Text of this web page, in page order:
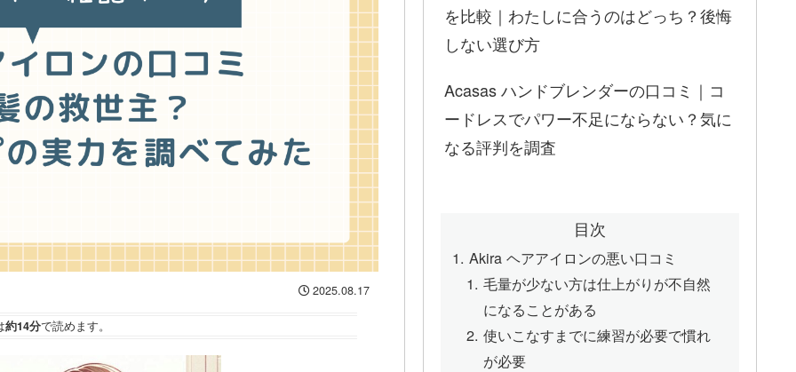
2025.08.17
約14分で読めます。
を比較｜わたしに合うのはどっち？後悔
しない選び方
Acasas ハンドブレンダーの口コミ｜コ
ードレスでパワー不足にならない？気に
なる評判を調査
目次
Akira ヘアアイロンの悪い口コミ
毛量が少ない方は仕上がりが不自然
になることがある
使いこなすまでに練習が必要で慣れ
が必要